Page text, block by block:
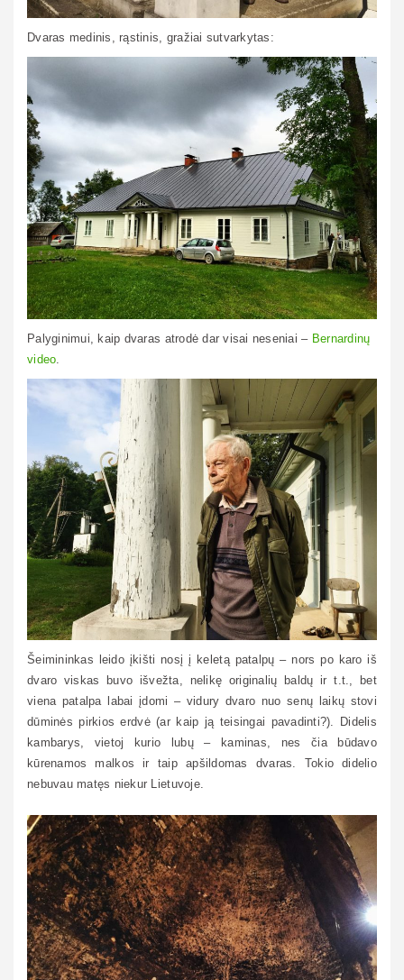
Dvaras medinis, rąstinis, gražiai sutvarkytas:
Palyginimui, kaip dvaras atrodė dar visai neseniai – Bernardinų
video
Šeimininkas leido įkišti nosį į keletą patalpų – nors po karo iš
dvaro viskas buvo išvežta, nelikę originalių baldų ir t.t., bet
viena patalpa labai įdomi – vidury dvaro nuo senų laikų stovi
dūminės pirkios erdvė (ar kaip ją teisingai pavadinti?). Didelis
kambarys, vietoj kurio lubų – kaminas, nes čia būdavo
kūrenamos malkos ir taip apšildomas dvaras. Tokio didelio
nebuvau matęs niekur Lietuvoje.